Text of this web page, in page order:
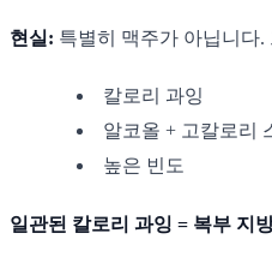
현실: 특별히 맥주가 아닙니다.
칼로리 과잉
알코올 + 고칼로리
높은 빈도
일관된 칼로리 과잉 = 복부 지